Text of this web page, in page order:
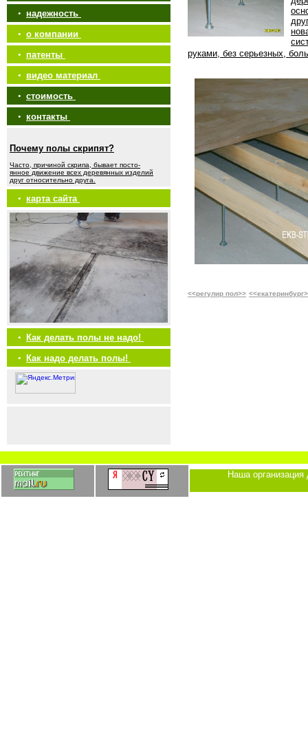
• надежность
• о компании
• патенты
• видео материал
• стоимость
• контакты
Почему полы скрипят?
Часто, причиной скрипа, бывает посто-
янное движение всех деревянных изделий
друг относительно друга.
• карта сайта
•
Как делать полы не надо!
•
Как надо делать полы!
руками, без серьезных,
<<регулир пол>>
Наша